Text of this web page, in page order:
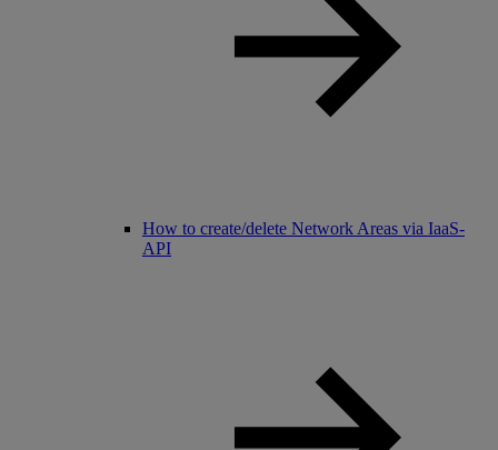
How to create/delete Network Areas via IaaS-
API